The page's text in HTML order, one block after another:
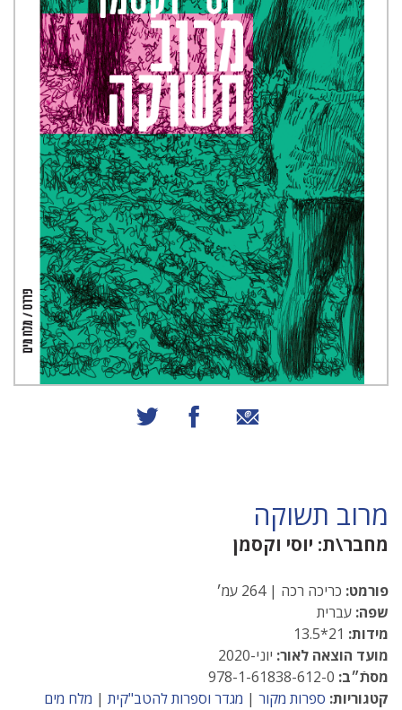
שיתוף באמצעות אימייל
שיתוף בפייסבוק
מרוב תשוקה
מחבר\ת: יוסי וקסמן
פורמט: כריכה רכה | 264 עמ׳
שפה: עברית
מידות:
מועד הוצאה לאור: יוני-2020
מסתֿ״ב:
קטגוריות: ספרות מקור | מגדר וספרות להטב"קית | מלח מים